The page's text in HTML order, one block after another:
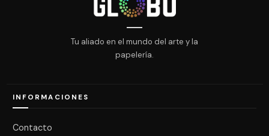
Tu aliado en el mundo del arte y la
papelería.
INFORMACIONES
Contacto